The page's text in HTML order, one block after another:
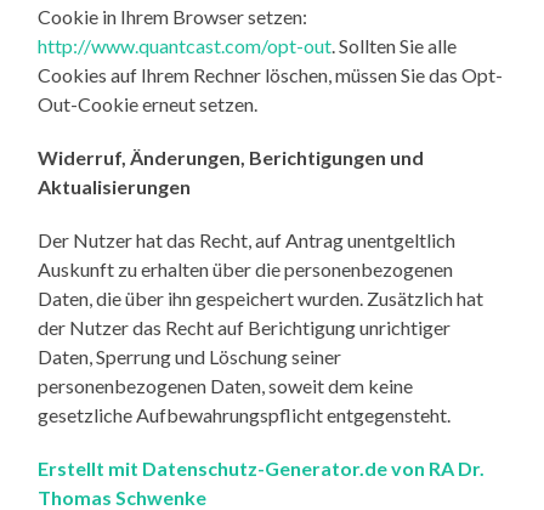
Cookie in Ihrem Browser setzen:
http://www.quantcast.com/opt-out . Sollten Sie alle
Cookies auf Ihrem Rechner löschen, müssen Sie das Opt-
Out-Cookie erneut setzen.
Widerruf, Änderungen, Berichtigungen und
Aktualisierungen
Der Nutzer hat das Recht, auf Antrag unentgeltlich
Auskunft zu erhalten über die personenbezogenen
Daten, die über ihn gespeichert wurden. Zusätzlich hat
der Nutzer das Recht auf Berichtigung unrichtiger
Daten, Sperrung und Löschung seiner
personenbezogenen Daten, soweit dem keine
gesetzliche Aufbewahrungspflicht entgegensteht.
Erstellt mit Datenschutz-Generator.de von RA Dr.
Thomas Schwenke